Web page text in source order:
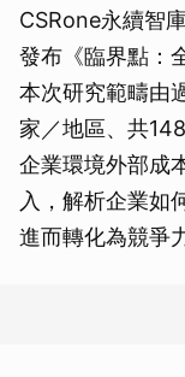
CSRone永續智
發布《臨界點：
本次研究範疇由
家／地區、共
企業環境外部成
入，解析企業如
進而轉化為競爭